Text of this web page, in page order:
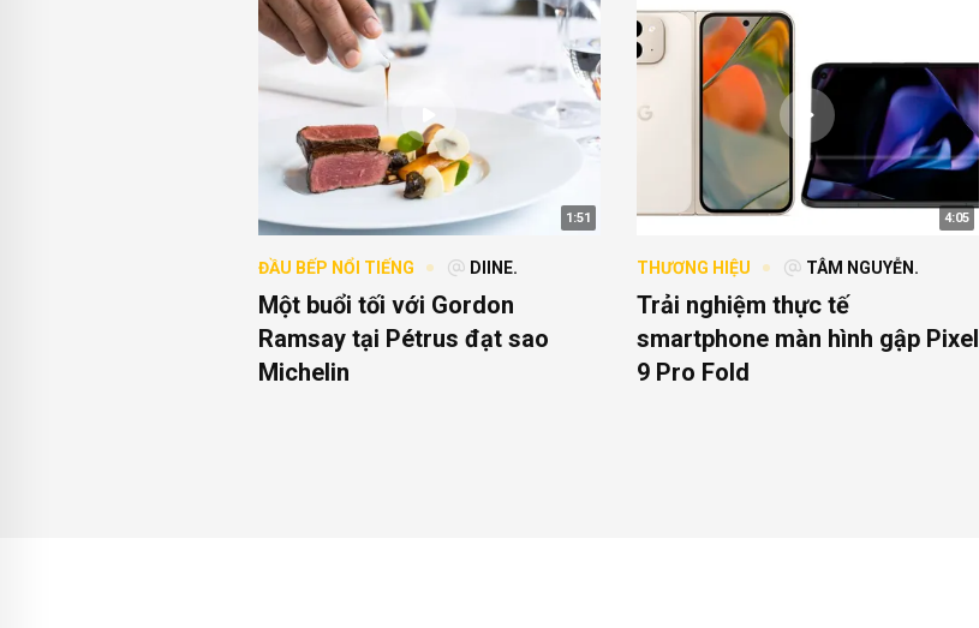
1:51
ĐẦU BẾP NỔI TIẾNG DIINE.
Một buổi tối với Gordon
Ramsay tại Pétrus đạt sao
Michelin
4:05
THƯƠNG HIỆU TÂM NGUYỄN.
Trải nghiệm thực tế
smartphone màn hình gập Pixel
9 Pro Fold